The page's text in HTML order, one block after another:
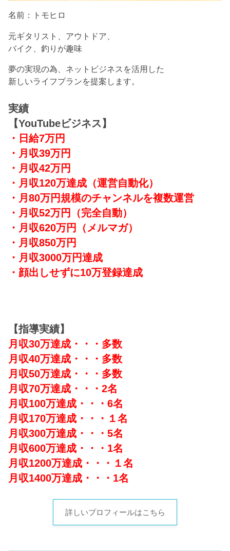
名前：トモヒロ
元ギタリスト、アウトドア、
バイク、釣りが趣味
夢の実現の為、ネットビジネスを活用した
新しいライフプランを提案します。
実績
【YouTubeビジネス】
・日給7万円
・月収39万円
・月収42万円
・月収120万達成 （運営自動化）
・月80万円規模のチャンネルを複数運営
・月収52万円（完全自動）
・月収620万円（メルマガ）
・月収850万円
・月収3000万円達成
・顔出しせずに10万登録達成
【指導実績】
月収30万達成・・・多数
月収40万達成・・・多数
月収50万達成・・・多数
月収70万達成・・・2名
月収100万達成・・・6名
月収170万達成・・・１名
月収300万達成・・・5名
月収600万達成・・・1名
月収1200万達成・・・１名
月収1400万達成・・・1名
詳しいプロフィールはこちら